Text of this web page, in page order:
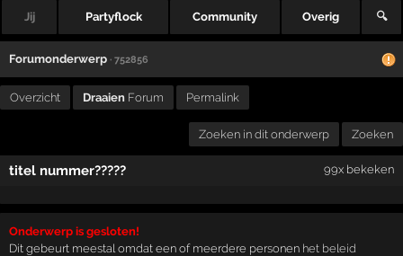
Jij Partyflock Community Overig 🔍
Forumonderwerp · 752856
Overzicht Draaien Forum Permalink
Zoeken in dit onderwerp Zoeken
titel nummer????? 99x bekeken
Onderwerp is gesloten!
Dit gebeurt meestal omdat een of meerdere personen het beleid